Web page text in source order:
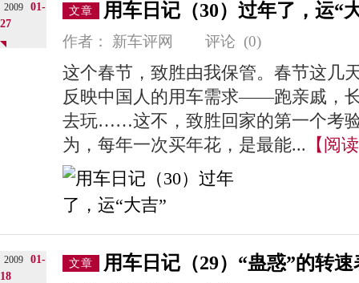
2009
01-
27
文章 用车日记（30）过年了，运“
作者： 新车评网 评论 (0)
这个春节，致胜由我保管。春节这几
反映中国人的用车需求——跑亲戚，
去玩……这不，致胜回家的第一个考
为，每年一次买年花，是最能... 【阅
2009
01-
18
文章 用车日记（29）“蛊惑”的转速